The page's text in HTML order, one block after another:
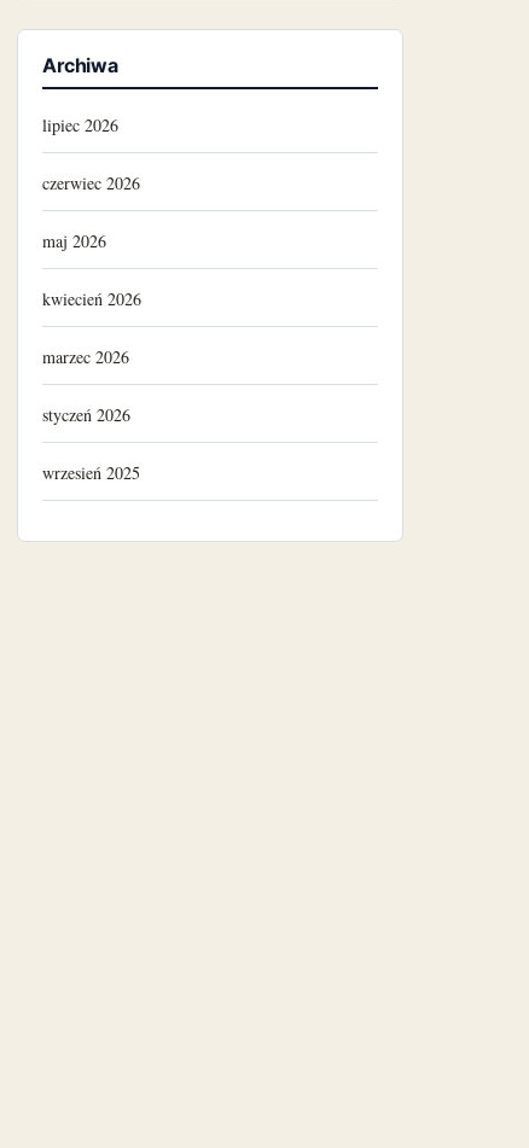
Archiwa
lipiec 2026
czerwiec 2026
maj 2026
kwiecień 2026
marzec 2026
styczeń 2026
wrzesień 2025